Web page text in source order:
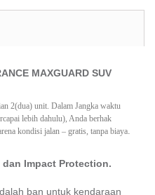
MAXGUARD SUV
lebih dahulu), Anda berhak
kondisi jalan – gratis, tanpa biaya.
Impact Protection.
ban untuk kendaraan